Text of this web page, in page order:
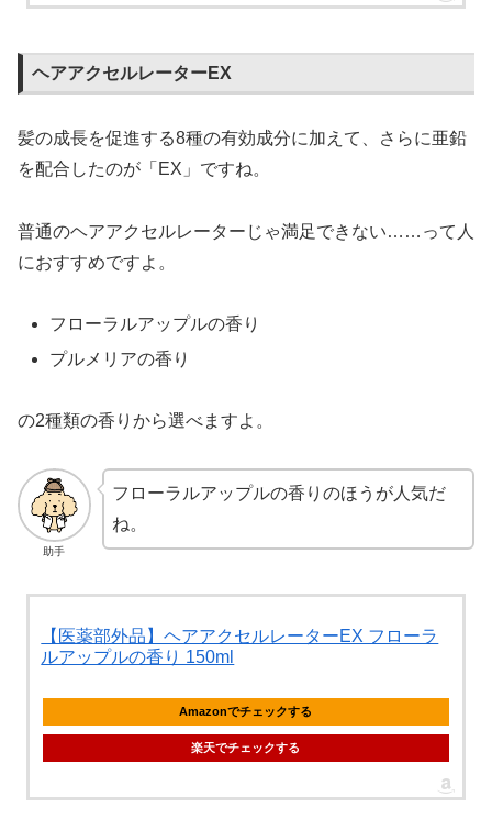
ヘアアクセルレーターEX
髪の成長を促進する8種の有効成分に加えて、さらに亜鉛
を配合したのが「EX」ですね。
普通のヘアアクセルレーターじゃ満足できない……って人
におすすめですよ。
フローラルアップルの香り
プルメリアの香り
の2種類の香りから選べますよ。
助手
フローラルアップルの香りのほうが人気だ
ね。
【医薬部外品】ヘアアクセルレーターEX フローラ
ルアップルの香り 150ml
Amazonでチェックする
楽天でチェックする